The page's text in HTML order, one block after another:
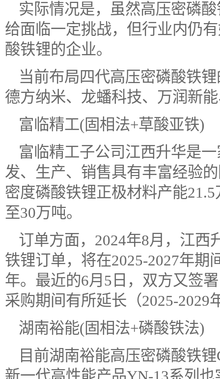
实际情况是，虽然高压密磷
给面临一定挑战，但行业内仍
酸铁锂的企业。
当前布局四代高压密磷酸铁
德方纳米、龙蟠科技、万润新
富临精工(固相法+草酸亚铁)
富临精工子公司江西升华是
发、生产、销售具有丰富经验
密度磷酸铁锂正极材料产能
至30万吨。
订单方面，2024年8月，江西
铁锂订单，将在2025-2027年期
年。最近的6月5日，双方又签
采购期间有所延长（2025-
湖南裕能(固相法+磷酸铁法)
目前湖南裕能高压密磷酸铁